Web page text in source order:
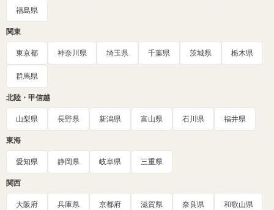
福島県
関東
東京都 神奈川県 埼玉県 千葉県 茨城県 栃木県
群馬県
北陸・甲信越
山梨県 長野県 新潟県 富山県 石川県 福井県
東海
愛知県 静岡県 岐阜県 三重県
関西
大阪府 兵庫県 京都府 滋賀県 奈良県 和歌山県